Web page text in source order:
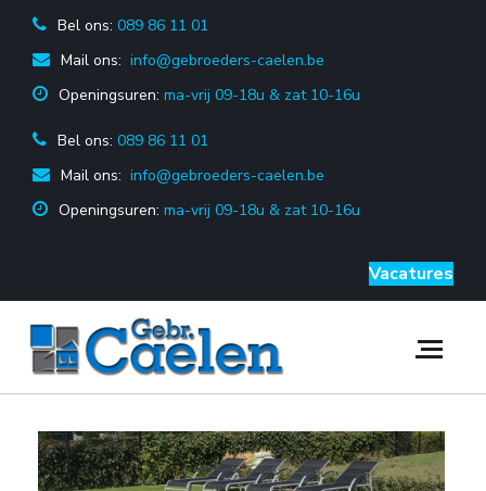
Bel ons: 089 86 11 01
Mail ons: info@gebroeders-caelen.be
Openingsuren: ma-vrij 09-18u & zat 10-16u
Bel ons: 089 86 11 01
Mail ons: info@gebroeders-caelen.be
Openingsuren: ma-vrij 09-18u & zat 10-16u
Vacatures